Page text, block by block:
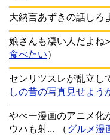
大納言あずきの話しろ
娘さんも凄い人だよね
食べたい）
センリツスレが乱立し
しの昔の写真見せよう
やべー漫画のアニメ化
ウハも射...
（グルメ漫